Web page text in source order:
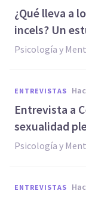
¿Qué lleva a
incels? Un
Psicología y
ENTREVISTAS
Entrevista a
sexualidad
Psicología y
ENTREVISTAS